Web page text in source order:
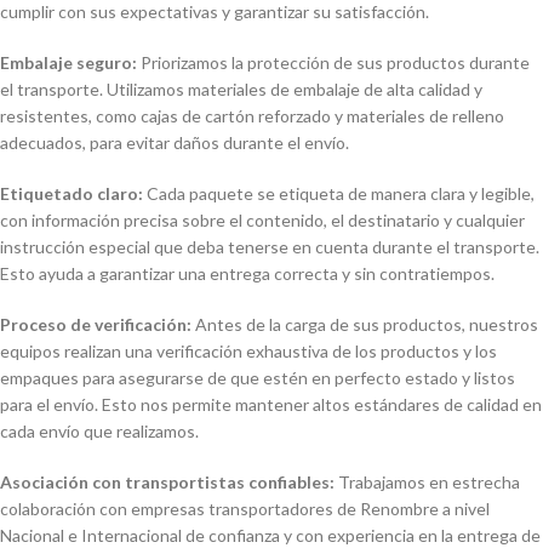
cumplir con sus expectativas y garantizar su satisfacción.
Embalaje seguro: Priorizamos la protección de sus productos durante
el transporte. Utilizamos materiales de embalaje de alta calidad y
resistentes, como cajas de cartón reforzado y materiales de relleno
adecuados, para evitar daños durante el envío.
Etiquetado claro: Cada paquete se etiqueta de manera clara y legible,
con información precisa sobre el contenido, el destinatario y cualquier
instrucción especial que deba tenerse en cuenta durante el transporte.
Esto ayuda a garantizar una entrega correcta y sin contratiempos.
Proceso de verificación: Antes de la carga de sus productos, nuestros
equipos realizan una verificación exhaustiva de los productos y los
empaques para asegurarse de que estén en perfecto estado y listos
para el envío. Esto nos permite mantener altos estándares de calidad en
cada envío que realizamos.
Asociación con transportistas confiables: Trabajamos en estrecha
colaboración con empresas transportadores de Renombre a nivel
Nacional e Internacional de confianza y con experiencia en la entrega de